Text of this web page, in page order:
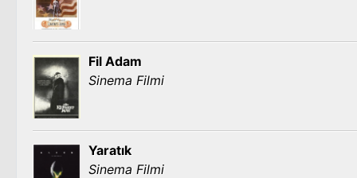
Fil Adam
Sinema Filmi
Yaratık
Sinema Filmi